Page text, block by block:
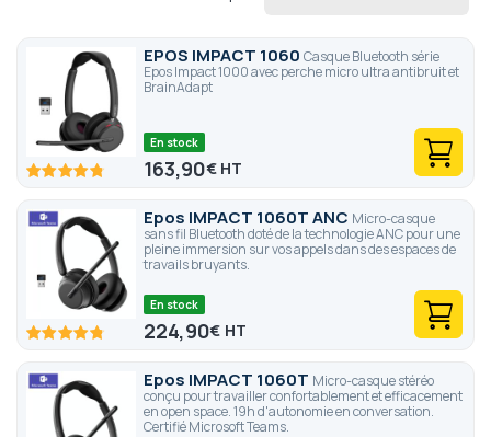
EPOS IMPACT 1060 Casque Bluetooth série
Epos Impact 1000 avec perche micro ultra antibruit et
BrainAdapt
95.6100
En stock
163,90€
Epos IMPACT 1060T ANC Micro-casque
sans fil Bluetooth doté de la technologie ANC pour une
pleine immersion sur vos appels dans des espaces de
travails bruyants.
95.6100
En stock
224,90€
Epos IMPACT 1060T Micro-casque stéréo
conçu pour travailler confortablement et efficacement
en open space. 19h d'autonomie en conversation.
Certifié Microsoft Teams.